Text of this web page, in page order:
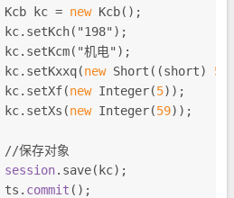
		Kcb kc =
new Kcb();
		kc.setKch("198");
		kc.setKcm("机电");
		kc.setKxxq(
new Short((short) 5
		kc.setXf(
new Integer(5));
		kc.setXs(
new Integer(59));
		//保存对象
session.save(kc);
		ts.
commit ();